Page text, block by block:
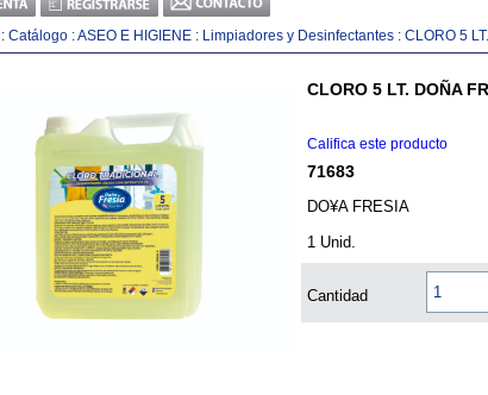
: Catálogo :ASEO E HIGIENE : Limpiadores y Desinfectantes : CLORO 5
CLORO 5 LT. DOÑA
Califica este producto
71683
DO¥A FRESIA
1 Unid.
Cantidad